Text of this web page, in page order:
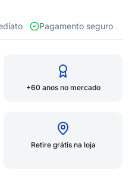
Pagamento seguro
+60 anos no mercado
Retire grátis na loja